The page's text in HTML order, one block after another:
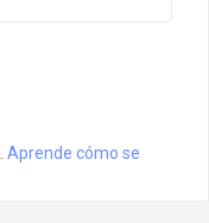
Aprende cómo se